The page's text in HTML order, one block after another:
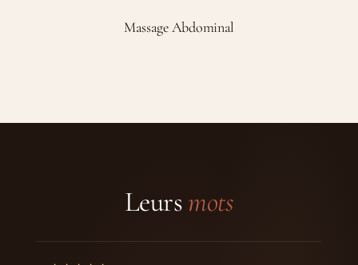
Massage Abdominal
Leursmots